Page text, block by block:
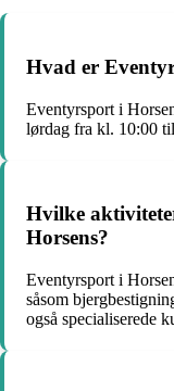
Hvad er
Eventyrsport i
lørdag fra kl. 10:00
Hvilke
Horsens?
Eventyrsport i
såsom
også specialiserede